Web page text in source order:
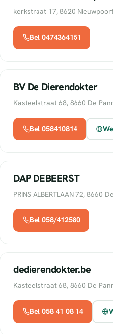
kerkstraat 17, 8620 Nieuwpoort
Bel 0474364151
BV De Dierendokter
Kasteelstraat 68, 8660 De
Bel 058410814
DAP DEBEERST
PRINS ALBERTLAAN 72, 8660
Bel 058/412580
dedierendokter.be
Kasteelstraat 68, 8660 De
Bel 058 41 08 14